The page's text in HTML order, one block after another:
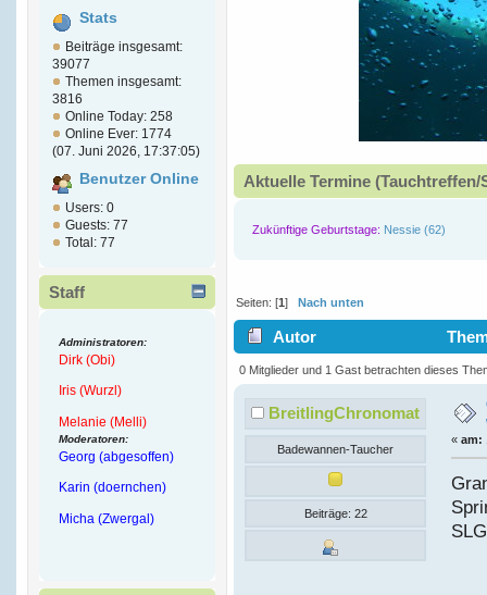
Stats
Beiträge insgesamt:
39077
Themen insgesamt:
3816
Online Today: 258
Online Ever: 1774
(07. Juni 2026, 17:37:05)
Benutzer Online
Users: 0
Guests: 77
Total: 77
Staff
Administratoren:
Dirk (Obi)
Iris (Wurzl)
Melanie (Melli)
Moderatoren:
Georg (abgesoffen)
Karin (doernchen)
Micha (Zwergal)
Aktuelle Termine
Zukünftige Geburtstage: Nessie (62)
Seiten: [1]Nach unten
Autor
2634 mal)
0 Mitglieder und 1 Gast betrachten dieses
BreitlingChronomat
Badewannen-Taucher
Beiträge: 22
« am: